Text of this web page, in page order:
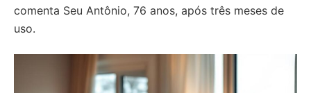
comenta Seu Antônio, 76 anos, após três meses de
uso.